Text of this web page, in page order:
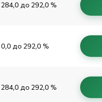
284,0 до 292,0 %
0,0 до 292,0 %
284,0 до 292,0 %